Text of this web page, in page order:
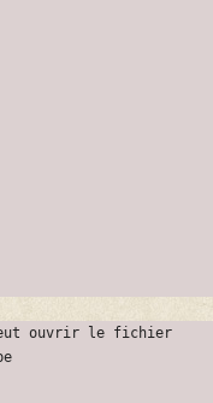
ouvrir le fichier